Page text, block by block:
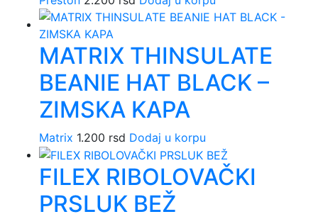
MATRIX THINSULATE
BEANIE HAT BLACK –
ZIMSKA KAPA
Matrix 1.200 rsd Dodaj u korpu
FILEX RIBOLOVAČKI
PRSLUK BEŽ